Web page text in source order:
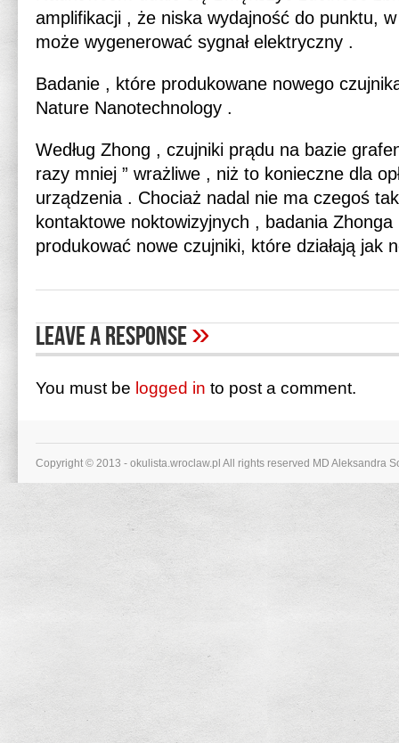
amplifikacji , że niska wydajność do punktu,
może wygenerować sygnał elektryczny .
Badanie , które produkowane nowego
Nature Nanotechnology .
Według Zhong , czujniki prądu na bazie
razy mniej ” wrażliwe , niż to konieczne dla
urządzenia . Chociaż nadal nie ma czegoś
kontaktowe noktowizyjnych , badania
produkować nowe czujniki, które działają jak
Leave A Response»
You must be logged in to post a comment.
Copyright © 2013 - okulista.wroclaw.pl All rights reserved MD Aleksandra